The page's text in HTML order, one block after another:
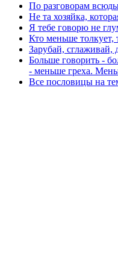
По разговорам
Не та хозяйка,
Я тебе говорю не
Кто меньше толкует,
Зарубай, сглаживай,
Больше говорить -
- меньше греха.
Все пословицы на